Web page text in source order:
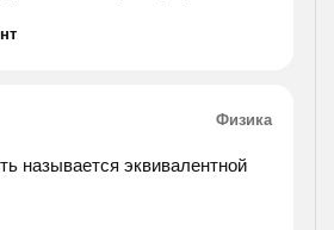
Физика
называется эквивалентной